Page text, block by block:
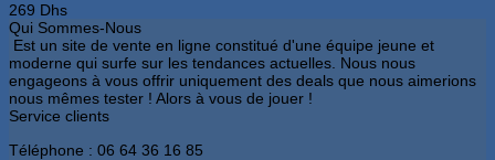
être
choisies
sur
la
page
du
produit
269 Dhs
Qui Sommes-Nous
Est un site de vente en ligne constitué d'une équipe jeune et
moderne qui surfe sur les tendances actuelles. Nous nous
engageons à vous offrir uniquement des deals que nous aimerions
nous mêmes tester ! Alors à vous de jouer !
Service clients
Téléphone : 06 64 36 16 85